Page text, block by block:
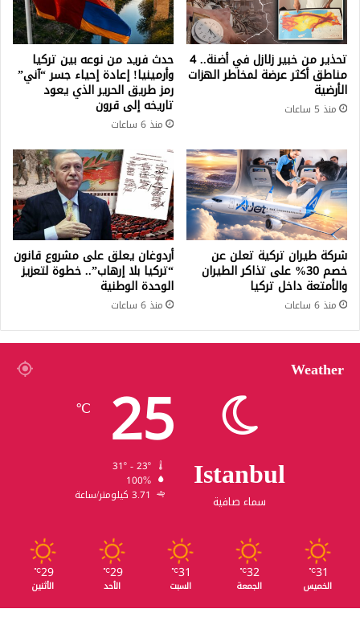
تحذير من خبير زلازل في أضنة.. 4
مناطق أكثر عرضة لمخاطر الهزات
الأرضية
منذ 5 ساعات
حدث فريد من نوعه بين تركيا
وأرمينيا! إعادة إحياء جسر “آني”
رمز طريق الحرير الذي يعود
تاريخه إلى قرون
منذ 6 ساعات
شركة طيران تركية تعلن عن
خصم 30% على تذاكر الطيران
والأمتعة داخل تركيا
منذ 6 ساعات
أردوغان يعلق على مشروع قانون
“تركيا بلا إرهاب”.. خطوة لتعزيز
الوحدة الوطنية
منذ 6 ساعات
Weather
Istanbul
سماء صافية
25
℃
100%
3.71 كيلومتر/ساعة
31
℃
الخميس
32
℃
الجمعة
31
℃
السبت
29
℃
الأحد
29
℃
الأثنين